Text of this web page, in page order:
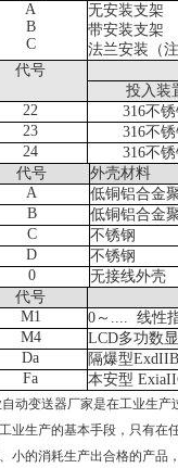
A
B
C
无安装支架
带安装支架
法兰安装（
代号
投入装
22
316不锈
23
316不锈
24
316不锈
代号
外壳材料
A
低铜铝合金
B
低铜铝合金
C
不锈钢
D
不锈钢
0
无接线外壳
代号
M1
0 ～ .... 线性
M4
LCD多功数
Da
隔爆型
Fa
本安型
动变送器厂家是在工业生
业生产的基本手段，只有在
小的消耗生产出合格的产